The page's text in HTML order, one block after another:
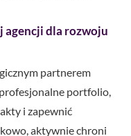
agencji dla rozwoju
partnerem
portfolio,
i zapewnić
aktywnie chroni